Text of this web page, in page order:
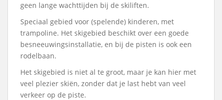
geen lange wachttijden bij de skiliften.
Speciaal gebied voor (spelende) kinderen, met
trampoline. Het skigebied beschikt over een goede
besneeuwingsinstallatie, en bij de pisten is ook een
rodelbaan.
Het skigebied is niet al te groot, maar je kan hier met
veel plezier skiën, zonder dat je last hebt van veel
verkeer op de piste.